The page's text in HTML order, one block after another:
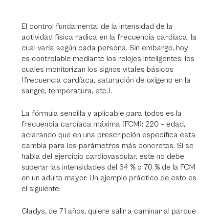
El control fundamental de la intensidad de la
actividad física radica en la frecuencia cardíaca, la
cual varía según cada persona. Sin embargo, hoy
es controlable mediante los relojes inteligentes, los
cuales monitorizan los signos vitales básicos
(frecuencia cardíaca, saturación de oxígeno en la
sangre, temperatura, etc.).
La fórmula sencilla y aplicable para todos es la
frecuencia cardíaca máxima (FCM): 220 – edad,
aclarando que en una prescripción específica esta
cambia para los parámetros más concretos. Si se
habla del ejercicio cardiovascular, este no debe
superar las intensidades del 64 % o 70 % de la FCM
en un adulto mayor. Un ejemplo práctico de esto es
el siguiente:
Gladys, de 71 años, quiere salir a caminar al parque